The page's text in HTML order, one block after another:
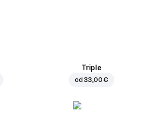
Triple
od33,00 €